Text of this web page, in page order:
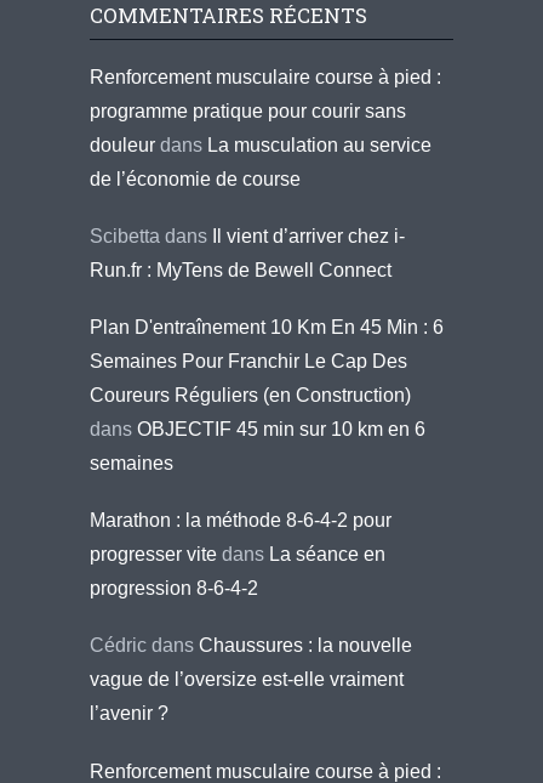
COMMENTAIRES RÉCENTS
Renforcement musculaire course à pied :
programme pratique pour courir sans
douleur dans La musculation au service
de l’économie de course
Scibetta dans
Il vient d’arriver chez i-
Run.fr : MyTens de Bewell Connect
Plan D'entraînement 10 Km En 45 Min : 6
Semaines Pour Franchir Le Cap Des
Coureurs Réguliers (en Construction)
dans OBJECTIF 45 min sur 10 km en 6
semaines
Marathon : la méthode 8-6-4-2 pour
progresser vite dans La séance en
progression 8-6-4-2
Cédric dans Chaussures : la nouvelle
vague de l’oversize est-elle vraiment
l’avenir ?
Renforcement musculaire course à pied :